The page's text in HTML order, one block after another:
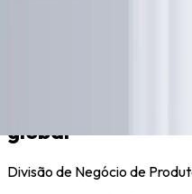
global
Divisão de Negócio de